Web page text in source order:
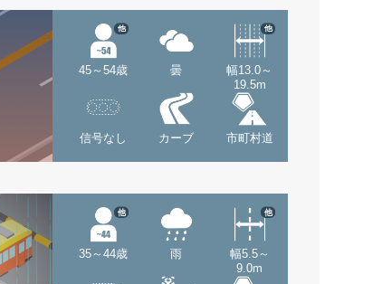
45～54歳
他
曇
幅13.0～
19.5m
他
信号なし カーブ 市町村道
35～44歳
他
雨
幅5.5～
9.0m
他